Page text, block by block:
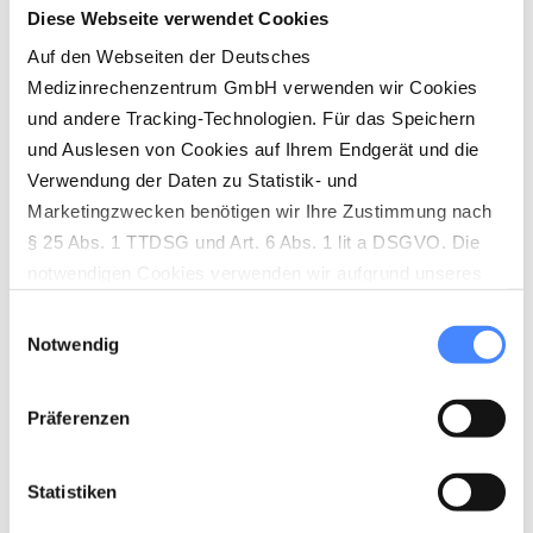
Diese Webseite verwendet Cookies
Auf den Webseiten der Deutsches
Medizinrechenzentrum GmbH verwenden wir Cookies
und andere Tracking-Technologien. Für das Speichern
und Auslesen von Cookies auf Ihrem Endgerät und die
Verwendung der Daten zu Statistik- und
Marketingzwecken benötigen wir Ihre Zustimmung nach
§ 25 Abs. 1 TTDSG und Art. 6 Abs. 1 lit a DSGVO. Die
Herstellung der vollständigen Funktionalität unserer
notwendigen Cookies werden nur gesetzt, wenn eine
lit. a DSGVO). Die Einwilligung wird über den sog.
Notwendig
Präferenzen
Statistiken
Browser einsatzfähig. Updates müssen Sie
keine installieren! Sie nutzen alle Funktionen
mit einem PC, Notebook, Tablet oder
Smartphone – überall dort, wo es Internet
gibt.